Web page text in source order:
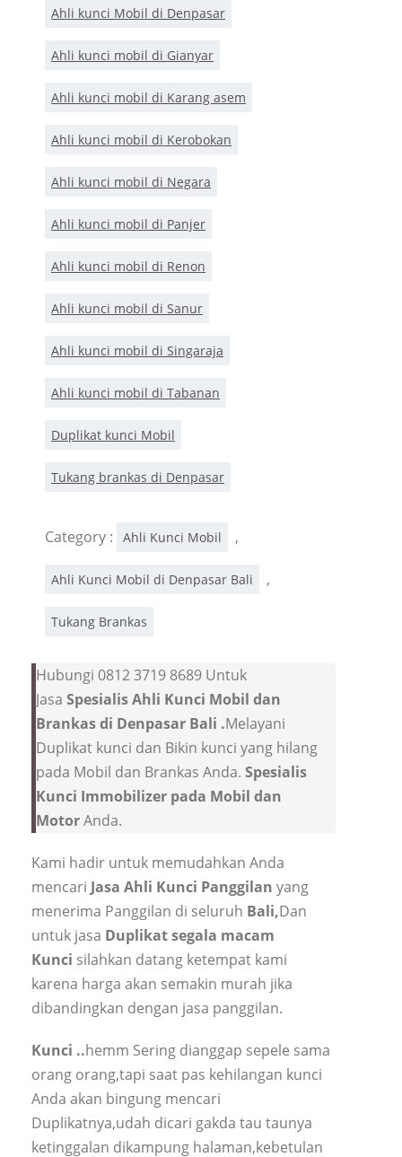
Ahli kunci Mobil di Denpasar
Ahli kunci mobil di Gianyar
Ahli kunci mobil di Karang asem
Ahli kunci mobil di Kerobokan
Ahli kunci mobil di Negara
Ahli kunci mobil di Panjer
Ahli kunci mobil di Renon
Ahli kunci mobil di Sanur
Ahli kunci mobil di Singaraja
Ahli kunci mobil di Tabanan
Duplikat kunci Mobil
Tukang brankas di Denpasar
Category : Ahli Kunci Mobil ,
Ahli Kunci Mobil di Denpasar Bali ,
Tukang Brankas
Hubungi 0812 3719 8689 Untuk
Jasa Spesialis Ahli Kunci Mobil dan
Brankas di Denpasar Bali .Melayani
Duplikat kunci dan Bikin kunci yang hilang
pada Mobil dan Brankas Anda. Spesialis
Kunci Immobilizer pada Mobil dan
MotorAnda.
Kami hadir untuk memudahkan Anda
mencari Jasa Ahli Kunci Panggilan yang
menerima Panggilan di seluruh Bali,Dan
untuk jasa Duplikat segala macam
Kunci silahkan datang ketempat kami
karena harga akan semakin murah jika
dibandingkan dengan jasa panggilan.
Kunci ..hemm Sering dianggap sepele sama
orang orang,tapi saat pas kehilangan kunci
Anda akan bingung mencari
Duplikatnya,udah dicari gakda tau taunya
ketinggalan dikampung halaman,kebetulan